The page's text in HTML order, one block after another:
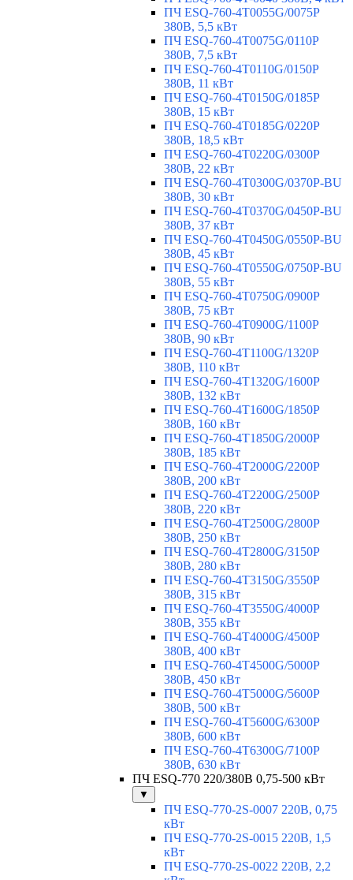
ПЧ ESQ-760-4T0055G/0075P
380В, 5,5 кВт
ПЧ ESQ-760-4T0075G/0110P
380В, 7,5 кВт
ПЧ ESQ-760-4T0110G/0150P
380В, 11 кВт
ПЧ ESQ-760-4T0150G/0185P
380В, 15 кВт
ПЧ ESQ-760-4T0185G/0220P
380В, 18,5 кВт
ПЧ ESQ-760-4T0220G/0300P
380В, 22 кВт
ПЧ ESQ-760-4T0300G/0370P-BU
380В, 30 кВт
ПЧ ESQ-760-4T0370G/0450P-BU
380В, 37 кВт
ПЧ ESQ-760-4T0450G/0550P-BU
380В, 45 кВт
ПЧ ESQ-760-4T0550G/0750P-BU
380В, 55 кВт
ПЧ ESQ-760-4T0750G/0900P
380В, 75 кВт
ПЧ ESQ-760-4T0900G/1100P
380В, 90 кВт
ПЧ ESQ-760-4T1100G/1320P
380В, 110 кВт
ПЧ ESQ-760-4T1320G/1600P
380В, 132 кВт
ПЧ ESQ-760-4T1600G/1850P
380В, 160 кВт
ПЧ ESQ-760-4T1850G/2000P
380В, 185 кВт
ПЧ ESQ-760-4T2000G/2200P
380В, 200 кВт
ПЧ ESQ-760-4T2200G/2500P
380В, 220 кВт
ПЧ ESQ-760-4T2500G/2800P
380В, 250 кВт
ПЧ ESQ-760-4T2800G/3150P
380В, 280 кВт
ПЧ ESQ-760-4T3150G/3550P
380В, 315 кВт
ПЧ ESQ-760-4T3550G/4000P
380В, 355 кВт
ПЧ ESQ-760-4T4000G/4500P
380В, 400 кВт
ПЧ ESQ-760-4T4500G/5000P
380В, 450 кВт
ПЧ ESQ-760-4T5000G/5600P
380В, 500 кВт
ПЧ ESQ-760-4T5600G/6300P
380В, 600 кВт
ПЧ ESQ-760-4T6300G/7100P
380В, 630 кВт
ПЧ ESQ-770 220/380В 0,75-500 кВт
▼
ПЧ ESQ-770-2S-0007 220В, 0,75
кВт
ПЧ ESQ-770-2S-0015 220В, 1,5
кВт
ПЧ ESQ-770-2S-0022 220В, 2,2